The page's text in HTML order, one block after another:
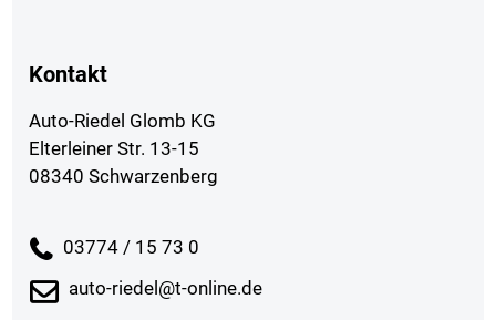
Kontakt
Auto-Riedel Glomb KG
Elterleiner Str. 13-15
08340 Schwarzenberg
03774 / 15 73 0
auto-riedel@t-online.de